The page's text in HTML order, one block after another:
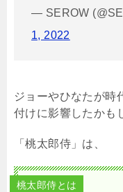
— SEROW
1, 2022
ジョーやひなたが時
付けに影響したかも
「桃太郎侍」は、
桃太郎侍とは